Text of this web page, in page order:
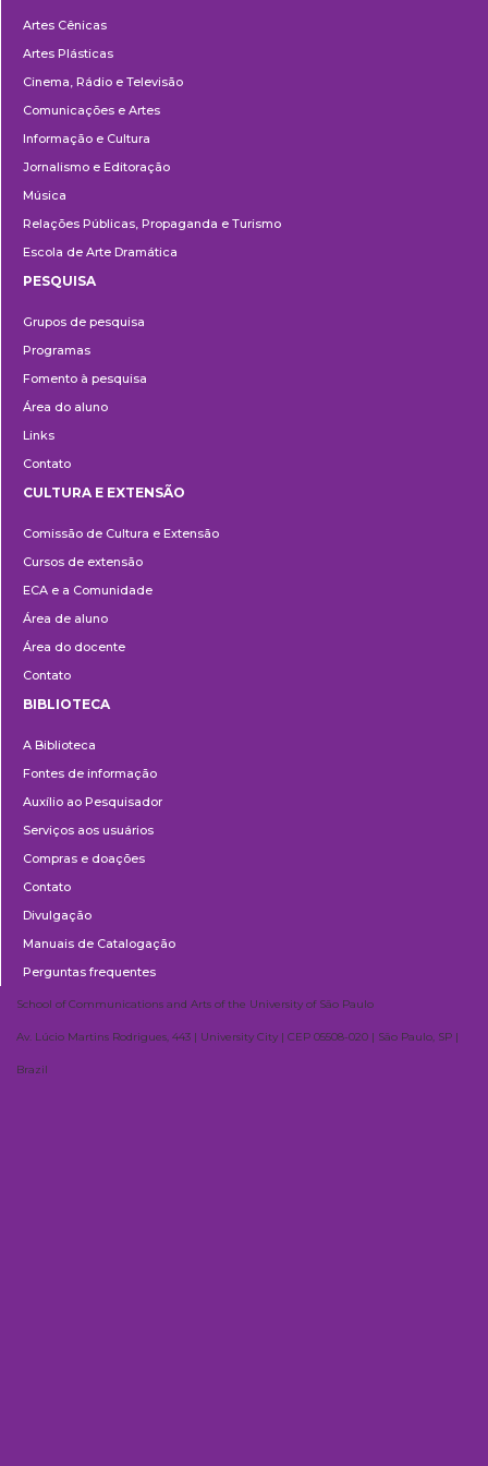
Artes Cênicas
Artes Plásticas
Cinema, Rádio e Televisão
Comunicações e Artes
Informação e Cultura
Jornalismo e Editoração
Música
Relações Públicas, Propaganda e Turismo
Escola de Arte Dramática
PESQUISA
Grupos de pesquisa
Programas
Fomento à pesquisa
Área do aluno
Links
Contato
e
Extensão
CULTURA E EXTENSÃO
Comissão de Cultura e Extensão
Cursos de extensão
ECA e a Comunidade
Área de aluno
Área do docente
Contato
BIBLIOTECA
A Biblioteca
Fontes de informação
Auxílio ao Pesquisador
Serviços aos usuários
Compras e doações
Contato
Divulgação
Manuais de Catalogação
Perguntas frequentes
School of Communications and Arts of the University of São Paulo
Av. Lúcio Martins Rodrigues, 443 | University City | CEP 05508-020 | São Paulo, SP |
Brazil